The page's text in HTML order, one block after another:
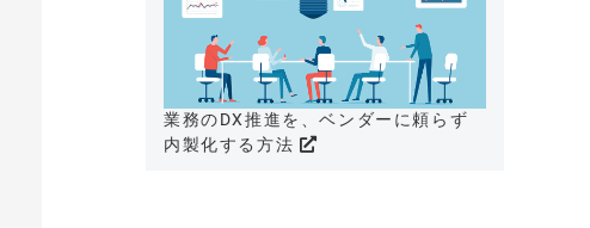
業務のDX推進を、ベンダーに頼らず
内製化する方法